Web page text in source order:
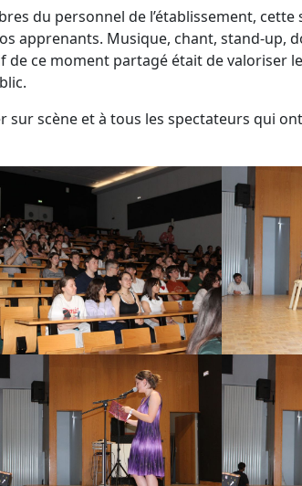
du personnel de l’établissement, cette
apprenants. Musique, chant, stand-up,
de ce moment partagé était de valoriser
scène et à tous les spectateurs qui